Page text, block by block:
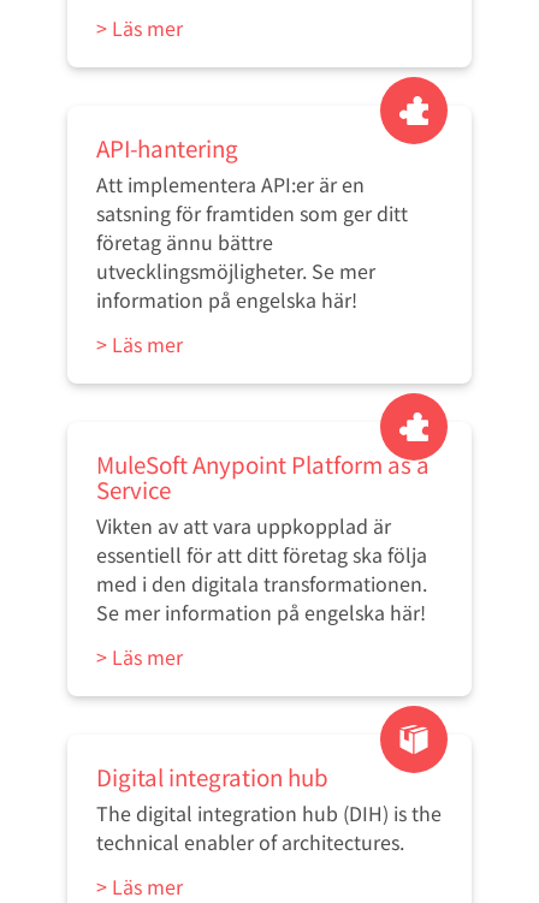
> Läs mer
API-hantering
Att implementera API:er är en
satsning för framtiden som ger ditt
företag ännu bättre
utvecklingsmöjligheter. Se mer
information på engelska här!
> Läs mer
MuleSoft Anypoint Platform as a
Service
Vikten av att vara uppkopplad är
essentiell för att ditt företag ska följa
med i den digitala transformationen.
Se mer information på engelska här!
> Läs mer
Digital integration hub
The digital integration hub (DIH) is the
technical enabler of architectures.
> Läs mer